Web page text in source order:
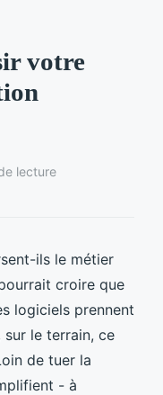
votre
lecture
ils le métier
croire que
logiciels prennent
sur le terrain, ce
de tuer la
- à